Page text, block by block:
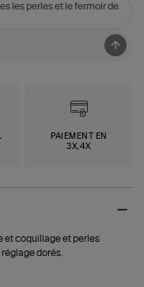
les perles et le fermoir de
PAIEMENT EN
3X,4X
et coquillage et perles
dorés.